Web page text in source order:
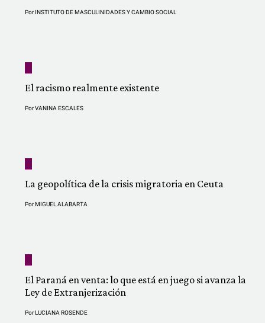
PorINSTITUTO DE MASCULINIDADES Y CAMBIO SOCIAL
El racismo realmente existente
PorVANINA ESCALES
La geopolítica de la crisis migratoria en Ceuta
PorMIGUEL ALABARTA
El Paraná en venta: lo que está en juego si avanza la
Ley de Extranjerización
PorLUCIANA ROSENDE